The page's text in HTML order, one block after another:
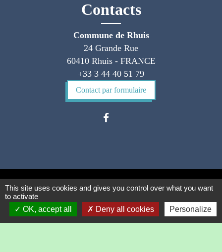
Contacts
Commune de Rhuis
24 Grande Rue
60410 Rhuis - FRANCE
+33 3 44 40 51 79
Contact par formulaire
Liens
Préfecture de l'Oise
This site uses cookies and gives you control over what you want
to activate
OK, accept all
Deny all cookies Personalize